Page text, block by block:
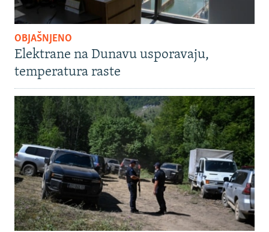
OBJAŠNJENO
Elektrane na Dunavu usporavaju,
temperatura raste